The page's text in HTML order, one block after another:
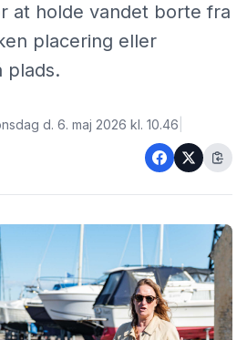
at holde vandet borte fra
placering eller
plads.
d. 6. maj 2026 kl. 10.46